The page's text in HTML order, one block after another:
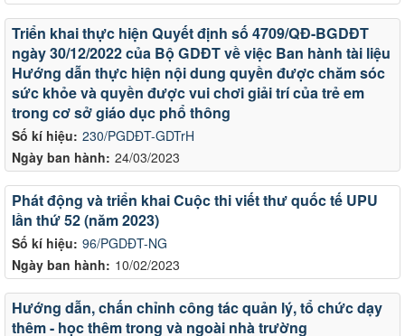
Số kí hiệu: 230/PGDĐT-GDTrH
Ngày ban hành: 24/03/2023
Triển khai thực hiện Quyết định số 4709/QĐ-BGDĐT
ngày 30/12/2022 của Bộ GDĐT về việc Ban hành tài liệu
Hướng dẫn thực hiện nội dung quyền được chăm sóc
sức khỏe và quyền được vui chơi giải trí của trẻ em
trong cơ sở giáo dục phổ thông
Số kí hiệu: 96/PGDĐT-NG
Ngày ban hành: 10/02/2023
Phát động và triển khai Cuộc thi viết thư quốc tế UPU
lần thứ 52 (năm 2023)
Hướng dẫn, chấn chỉnh công tác quản lý, tổ chức dạy
thêm - học thêm trong và ngoài nhà trường